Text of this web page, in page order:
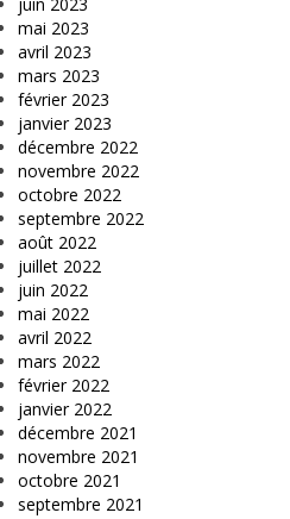
mai 2023
avril 2023
mars 2023
février 2023
janvier 2023
décembre 2022
novembre 2022
octobre 2022
septembre 2022
août 2022
juillet 2022
juin 2022
mai 2022
avril 2022
mars 2022
février 2022
janvier 2022
décembre 2021
novembre 2021
octobre 2021
septembre 2021